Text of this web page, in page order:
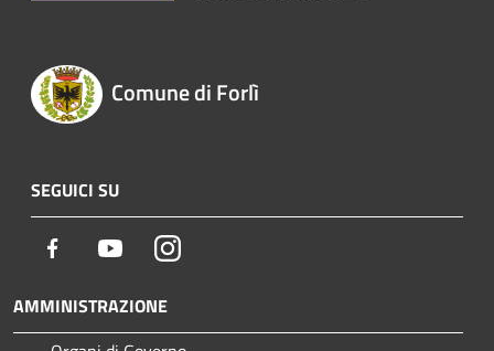
Comune di Forlì
SEGUICI SU
Facebook YoutubeInstagram
AMMINISTRAZIONE